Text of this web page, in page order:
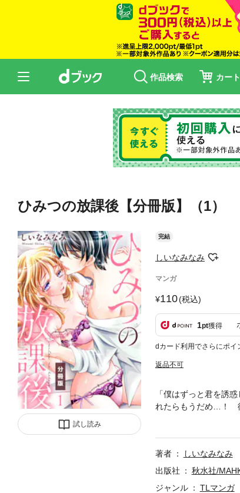
作品検索 カート
ひみつの放課後【分冊版】（1）
試し読み
完結
しいなみなみ
マンガ
110(税込)
1pt獲得
dカード利用でさらにポイ
返品不可
「僕はずっと君を誘
れたらもうだめ…！
病を使って保健室に
著者
しいなみなみ
出版社
秋水社/
ジャンル
TLマンガ